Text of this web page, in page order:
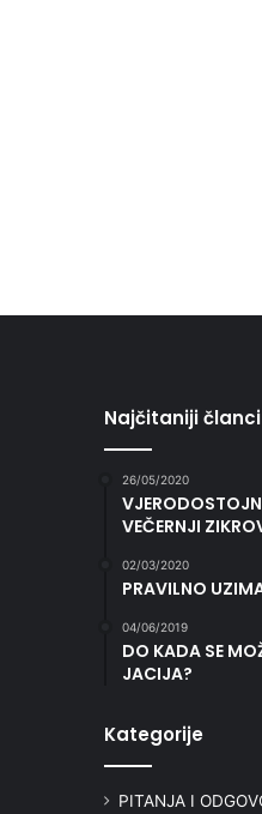
Najčitaniji članci
26/05/2020
VEČERNJI
02/03/2020
PRAVILNO
04/06/2019
DO KADA SE
JACIJA?
Kategorije
PITANJA I